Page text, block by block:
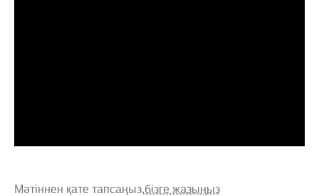
Мәтіннен қате тапсаңыз,бізге жазыңыз